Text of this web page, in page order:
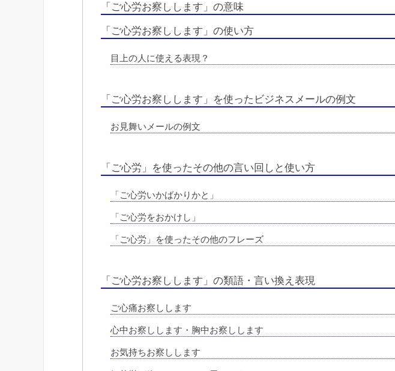
「ご心労お察しします」の意味
「ご心労お察しします」の使い方
目上の人に使える表現？
「ご心労お察しします」を使ったビジネスメールの例文
お見舞いメールの例文
「ご心労」を使ったその他の言い回しと使い方
「ご心労いかばかりかと」
「ご心労をおかけし」
「ご心労」を使ったその他のフレーズ
「ご心労お察しします」の類語・言い換え表現
ご心痛お察しします
心中お察しします・胸中お察しします
お気持ちお察しします